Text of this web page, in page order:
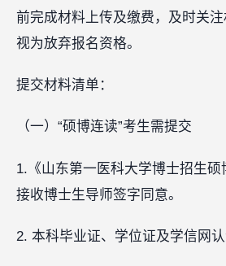
前完成材料上传及缴费，及时关
视为放弃报名资格。
提交材料清单：
（一）“硕博连读”考生需提交
1.《山东第一医科大学博士招生
接收博士生导师签字同意。
2. 本科毕业证、学位证及学信网认